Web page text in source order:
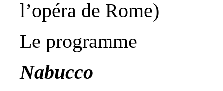
l’opéra de Rome)
Le programme
Nabucco